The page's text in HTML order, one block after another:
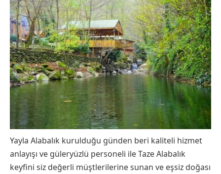
Yayla Alabalık kurulduğu günden beri kaliteli hizmet
anlayışı ve güleryüzlü personeli ile Taze Alabalık
keyfini siz değerli müştlerilerine sunan ve eşsiz doğası